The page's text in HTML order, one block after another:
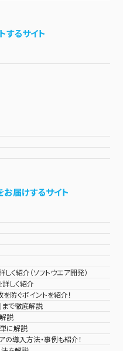
するサイト
届けするサイト
く紹介（ソフトウエア開発）
しく紹介
防ぐポイントを紹介！
まで徹底解説
説
に解説
導入方法・事例も紹介！